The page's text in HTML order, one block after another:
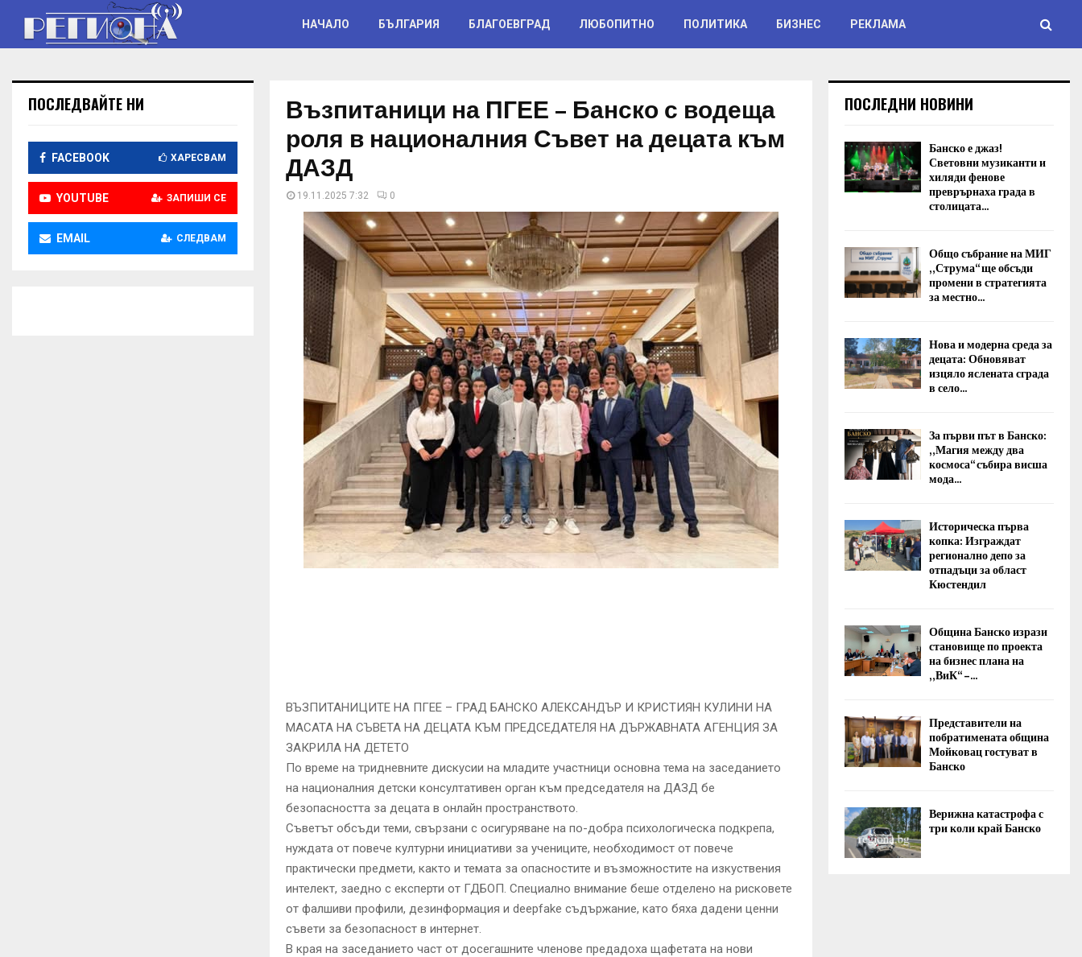
НАЧАЛО БЪЛГАРИЯ БЛАГОЕВГРАД ЛЮБОПИТНО ПОЛИТИКА БИЗНЕС РЕКЛАМА
Възпитаници на ПГЕЕ – Банско с водеща
роля в националния Съвет на децата към
ДАЗД
19.11.2025 7:32 0
ВЪЗПИТАНИЦИТЕ НА ПГЕЕ – ГРАД БАНСКО АЛЕКСАНДЪР И КРИСТИЯН КУЛИНИ НА
МАСАТА НА СЪВЕТА НА ДЕЦАТА КЪМ ПРЕДСЕДАТЕЛЯ НА ДЪРЖАВНАТА АГЕНЦИЯ ЗА
ЗАКРИЛА НА ДЕТЕТО
По време на тридневните дискусии на младите участници основна тема на заседанието
на националния детски консултативен орган към председателя на ДАЗД бе
безопасността за децата в онлайн пространството.
Съветът обсъди теми, свързани с осигуряване на по-добра психологическа подкрепа,
нуждата от повече културни инициативи за учениците, необходимост от повече
практически предмети, както и темата за опасностите и възможностите на изкуствения
интелект, заедно с експерти от ГДБОП. Специално внимание беше отделено на рисковете
от фалшиви профили, дезинформация и deepfake съдържание, като бяха дадени ценни
съвети за безопасност в интернет.
В края на заседанието част от досегашните членове предадоха щафетата на нови
ПОСЛЕДВАЙТЕ НИ
FACEBOOK ХАРЕСВАМ
YOUTUBE ЗАПИШИ СЕ
EMAIL СЛЕДВАМ
ПОСЛЕДНИ НОВИНИ
Банско е джаз!
Световни музиканти и
хиляди фенове
преврърнаха града в
столицата...
Общо събрание на МИГ
„Струма“ ще обсъди
промени в стратегията
за местно...
Нова и модерна среда за
децата: Обновяват
изцяло яслената сграда
в село...
За първи път в Банско:
„Магия между два
космоса“ събира висша
мода...
Историческа първа
копка: Изграждат
регионално депо за
отпадъци за област
Кюстендил
Община Банско изрази
становище по проекта
на бизнес плана на
„ВиК“ –...
Представители на
побратимената община
Мойковац гостуват в
Банско
Верижна катастрофа с
три коли край Банско